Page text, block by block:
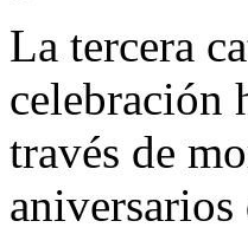
La tercera
celebración
través de